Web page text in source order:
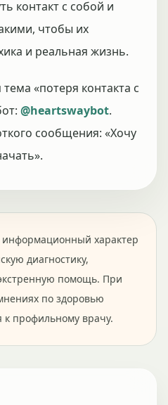
контакт с собой и
чтобы их
и реальная жизнь.
«потеря контакта с
@heartswaybot.
сообщения: «Хочу
характер
диагностику,
помощь. При
по здоровью
к профильному врачу.